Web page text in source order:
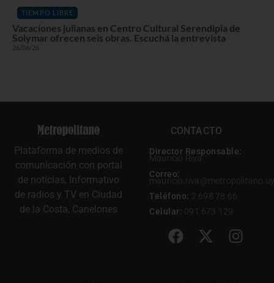
TIEMPO LIBRE
Vacaciones julianas en Centro Cultural Serendipia de
Solymar ofrecen seis obras. Escuchá la entrevista
26/06/26
Plataforma de medios de
comunicación con portal
de noticias, Informativo
de radios y TV en Ciudad
de la Costa, Canelones
CONTACTO
Director Responsable:
Mauricio Riva
Correo:
mauricio.riva@metropolitano.uy
Teléfono: 2 698 78 66
Celular: 091 673 129